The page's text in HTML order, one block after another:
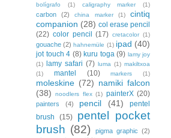
bolígrafo (1) caligraphy marker (1)
carbon (2) china marker (1)
cintiq
companion (28) col erase pencil
(22) color pencil (17) cretacolor (1)
gouache (2) hahnemüle (1) ipad (40)
jot touch 4 (8) kuru toga (9) lamy joy
(1) lamy safari (7) luma (1) makiltxoa
(1)
mantel (10) markers (1)
moleskine (72) namiki falcon
(38)
noodlers flex (1) painterX (20)
painters (4) pencil (41)
pentel
brush
(15)
pentel pocket
brush (82) pigma graphic (2)